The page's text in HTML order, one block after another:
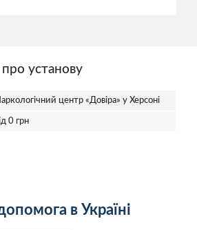
установу
центр «Довіра» у Херсоні
0 грн
в Україні